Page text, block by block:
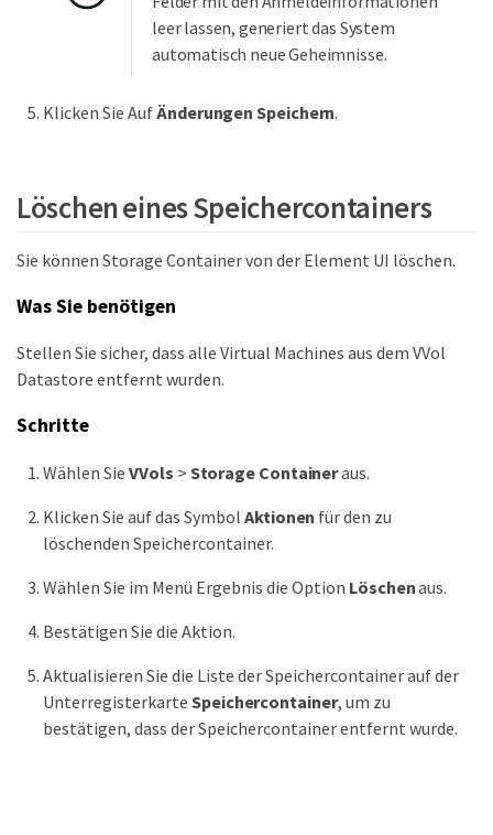
leer lassen, generiert das System
automatisch neue Geheimnisse.
Klicken Sie AufÄnderungen Speichern.
Löschen eines Speichercontainers
Sie können Storage Container von der Element UI löschen.
Was Sie benötigen
Stellen Sie sicher, dass alle Virtual Machines aus dem VVol
Datastore entfernt wurden.
Schritte
Wählen Sie VVols > Storage Containeraus.
Klicken Sie auf das Symbol Aktionen für den zu
löschenden Speichercontainer.
Wählen Sie im Menü Ergebnis die Option Löschenaus.
Bestätigen Sie die Aktion.
Aktualisieren Sie die Liste der Speichercontainer auf der
Unterregisterkarte Speichercontainer, um zu
bestätigen, dass der Speichercontainer entfernt wurde.